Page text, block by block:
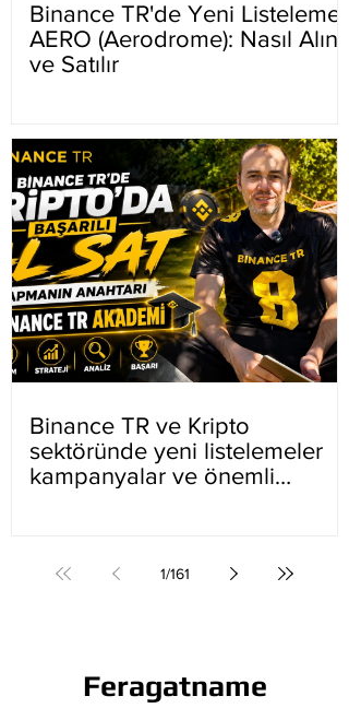
Binance TR'de Yeni Listeleme
AERO (Aerodrome): Nasıl Alınır
ve Satılır
Binance TR ve Kripto
sektöründe yeni listelemeler
kampanyalar ve önemli
1/161
Feragatname